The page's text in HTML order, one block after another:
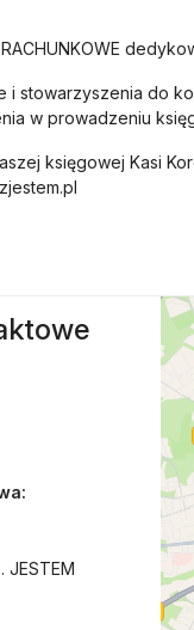
i stowarzyszenia do
w prowadzeniu
księgowej Kasi
JESTEM